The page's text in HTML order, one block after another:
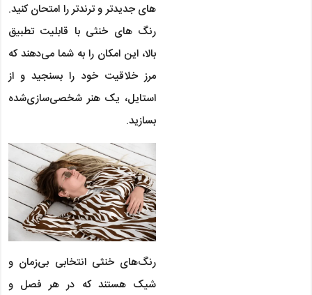
های جدیدتر و ترندتر را امتحان کنید.
رنگ های خنثی با قابلیت تطبیق
بالا، این امکان را به شما می‌دهند که
مرز خلاقیت خود را بسنجید و از
استایل، یک هنر شخصی‌سازی‌شده
بسازید.
رنگ‌های خنثی انتخابی بی‌زمان و
شیک هستند که در هر فصل و